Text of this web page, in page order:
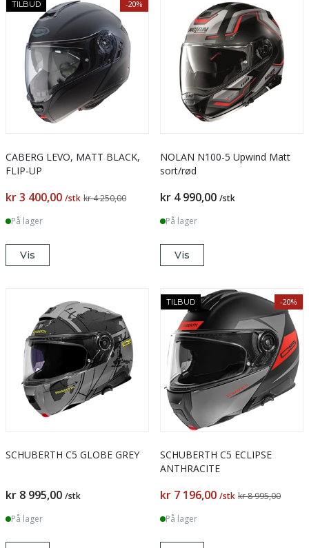
TILBUD -20%
CABERG LEVO, MATT BLACK,
FLIP-UP
kr 3 400,00 /stk kr 4 250,00
På lager
Vis
NOLAN N100-5 Upwind Matt
sort/rød
kr 4 990,00 /stk
På lager
Vis
SCHUBERTH C5 GLOBE GREY
kr 8 995,00 /stk
På lager
TILBUD -20%
SCHUBERTH C5 ECLIPSE
ANTHRACITE
kr 7 196,00 /stk kr 8 995,00
På lager